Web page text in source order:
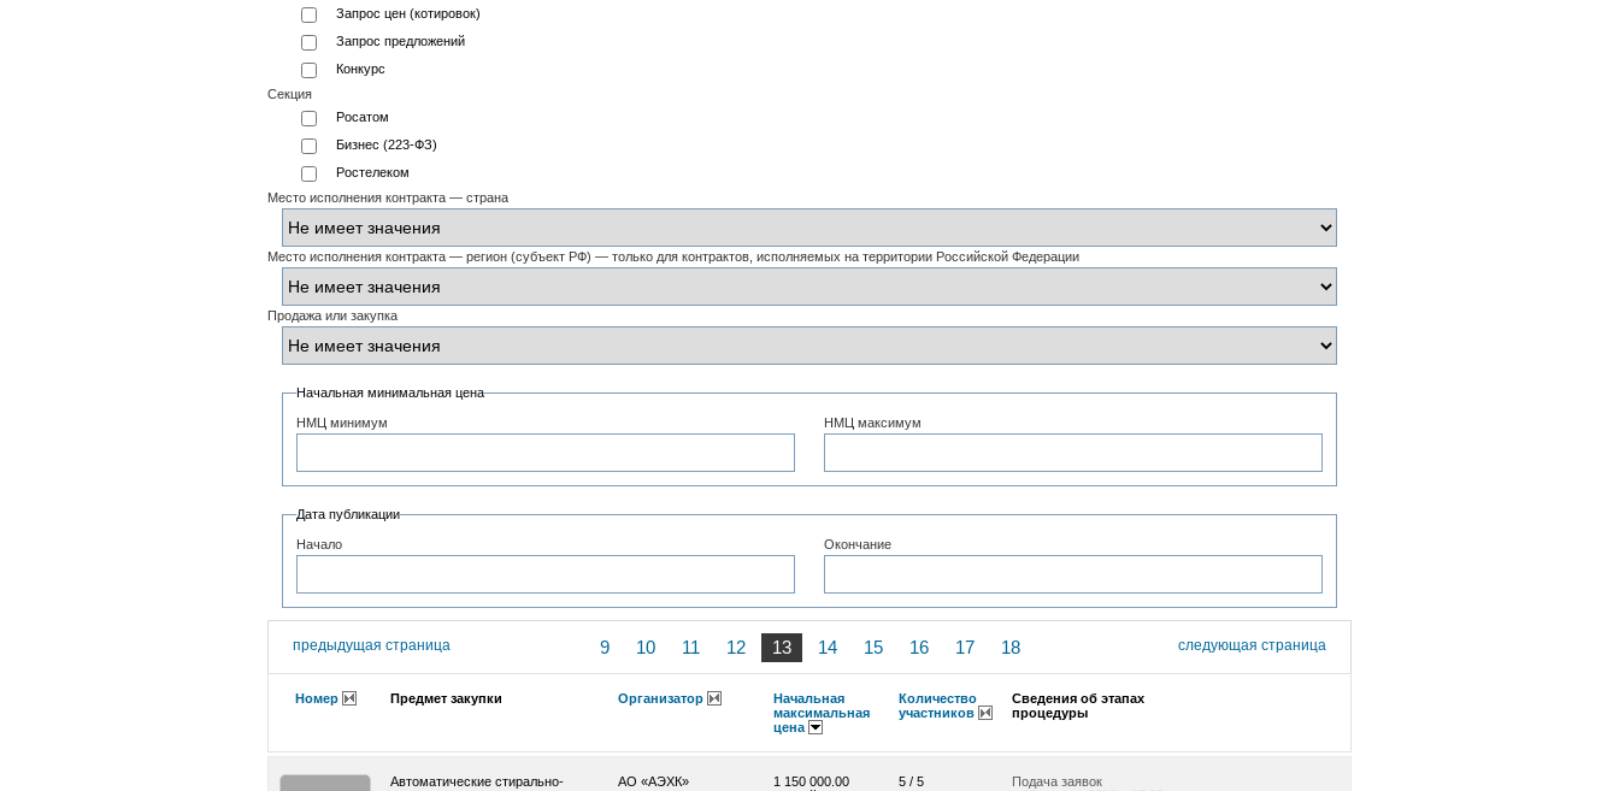
Запрос цен (котировок)
Запрос предложений
Конкурс
Секция
Росатом
Бизнес (223-ФЗ)
Ростелеком
Место исполнения контракта — страна
Место исполнения контракта — регион (субъект РФ) — только для контрактов, исполняемых на территории Российской Федерации
Продажа или закупка
Начальная минимальная цена
НМЦ минимум НМЦ максимум
Дата публикации
Начало Окончание
предыдущая страница следующая страница
9 10 11 12 13 14 15 16 17 18
Номер Предмет закупки Организатор
Начальная
максимальная
цена
Количество
участников
Сведения об этапах
процедуры
Автоматические стирально-
АО «АЭХК»
1 150 000.00
5 / 5
Подача заявок